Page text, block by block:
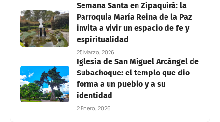
Semana Santa en Zipaquirá: la
Parroquia María Reina de la Paz
invita a vivir un espacio de fe y
espiritualidad
25 Marzo, 2026
Iglesia de San Miguel Arcángel de
Subachoque: el templo que dio
forma a un pueblo y a su
identidad
2 Enero, 2026